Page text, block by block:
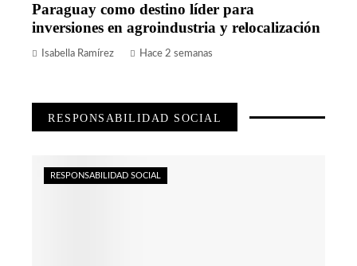
Paraguay como destino líder para
inversiones en agroindustria y relocalización
Isabella Ramírez Hace 2 semanas
RESPONSABILIDAD SOCIAL
RESPONSABILIDAD SOCIAL